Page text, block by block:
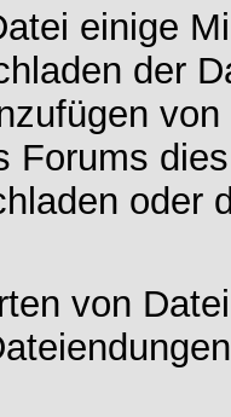
einige
der
Forums
oder
von